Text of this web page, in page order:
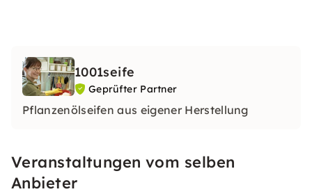
1001seife
Geprüfter Partner
Pflanzenölseifen aus eigener Herstellung
Veranstaltungen vom selben
Anbieter